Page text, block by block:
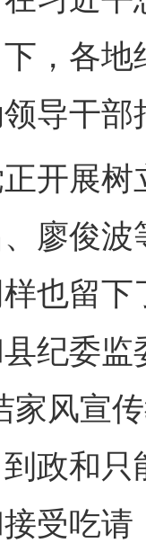
，各
导干
展树
廖俊
也留
纪委监
家风宣
政和
受吃